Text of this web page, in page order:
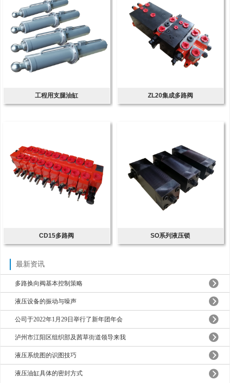
工程用支腿油缸 ZL20集成多路阀
CD15多路阀 SO系列液压锁
最新资讯
多路换向阀基本控制策略
液压设备的振动与噪声
公司于2022年1月29日举行了新年团年会
泸州市江阳区组织部及茜草街道领导来我
液压系统图的识图技巧
液压油缸具体的密封方式